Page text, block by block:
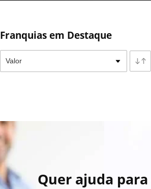
Franquias em Destaque
Quer ajuda